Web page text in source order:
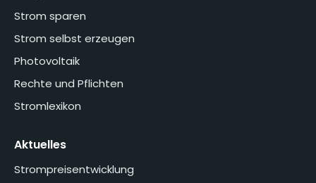
Strom sparen
Strom selbst erzeugen
Photovoltaik
Rechte und Pflichten
Stromlexikon
Aktuelles
Strompreisentwicklung